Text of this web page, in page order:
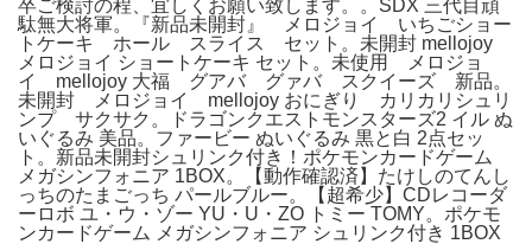
卒ご検討の程、宜しくお願い致します。。SDX 三代目頑
駄無大将軍。『新品未開封』 メロジョイ いちごショー
トケーキ ホール スライス セット。未開封 mellojoy
メロジョイ ショートケーキ セット。未使用 メロジョ
イ mellojoy 大福 グアバ グァバ スクイーズ 新品。
未開封 メロジョイ mellojoy おにぎり カリカリシュリ
ンプ サクサク。ドラゴンクエストモンスターズ2 イル ぬ
いぐるみ 美品。ファービー ぬいぐるみ 黒と白 2点セッ
ト。新品未開封シュリンク付き！ポケモンカードゲーム
メガシンフォニア 1BOX。【動作確認済】たけしのてんし
っちのたまごっち パールブルー。【超希少】CDレコーダ
ーロボ ユ・ウ・ゾー YU・U・ZO トミー TOMY。ポケモ
ンカードゲーム メガシンフォニア シュリンク付き 1BOX